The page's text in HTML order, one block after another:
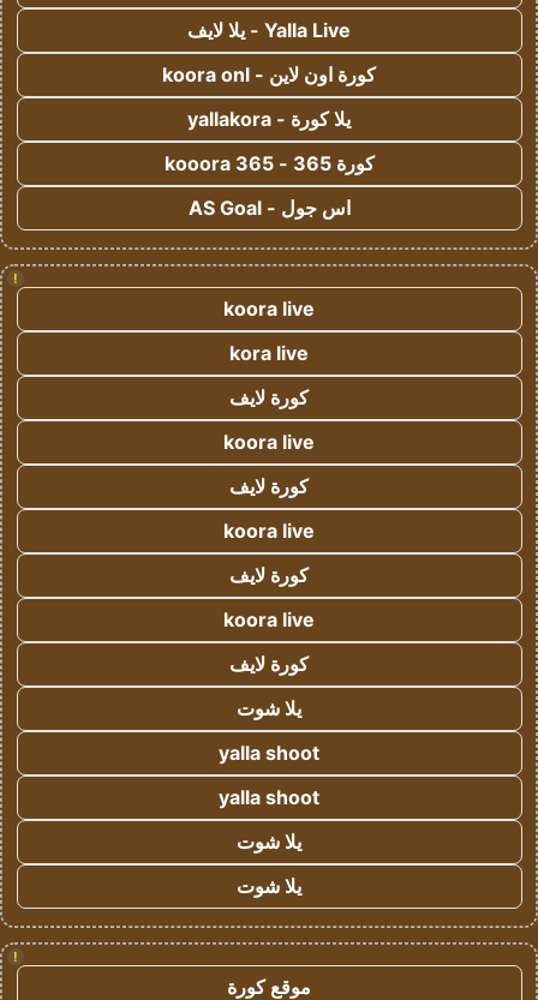
Yalla Live - يلا لايف
كورة اون لاين - koora onl
يلا كورة - yallakora
كورة 365 - kooora 365
اس جول - AS Goal
!
koora live
kora live
كورة لايف
koora live
كورة لايف
koora live
كورة لايف
koora live
كورة لايف
يلا شوت
yalla shoot
yalla shoot
يلا شوت
يلا شوت
!
موقع كورة